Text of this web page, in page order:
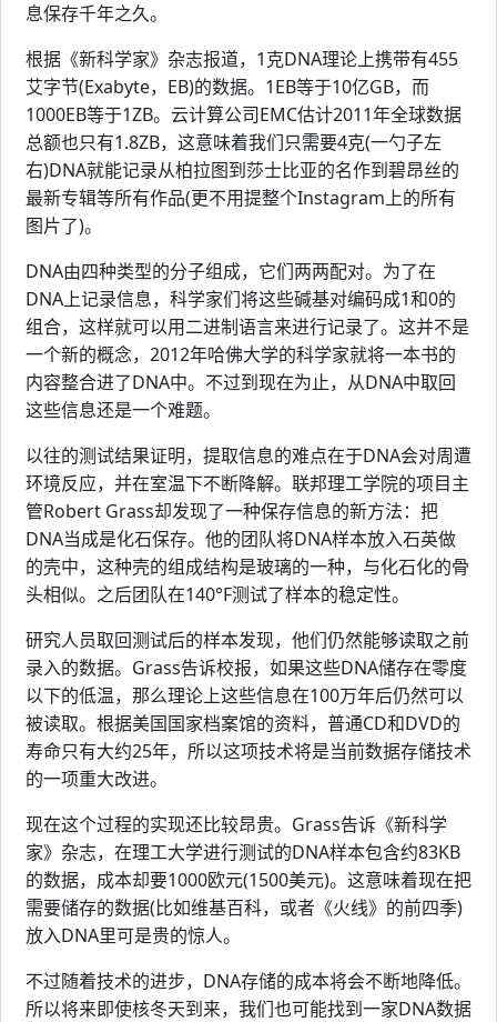
息保存千年之久。
根据《新科学家》杂志报道，1克DNA理论上携带有455
艾字节(Exabyte，EB)的数据。1EB等于10亿GB，而
1000EB等于1ZB。云计算公司EMC估计2011年全球数据
总额也只有1.8ZB，这意味着我们只需要4克(一勺子左
右)DNA就能记录从柏拉图到莎士比亚的名作到碧昂丝的
最新专辑等所有作品(更不用提整个Instagram上的所有
图片了)。
DNA由四种类型的分子组成，它们两两配对。为了在
DNA上记录信息，科学家们将这些碱基对编码成1和0的
组合，这样就可以用二进制语言来进行记录了。这并不是
一个新的概念，2012年哈佛大学的科学家就将一本书的
内容整合进了DNA中。不过到现在为止，从DNA中取回
这些信息还是一个难题。
以往的测试结果证明，提取信息的难点在于DNA会对周遭
环境反应，并在室温下不断降解。联邦理工学院的项目主
管Robert Grass却发现了一种保存信息的新方法：把
DNA当成是化石保存。他的团队将DNA样本放入石英做
的壳中，这种壳的组成结构是玻璃的一种，与化石化的骨
头相似。之后团队在140°F测试了样本的稳定性。
研究人员取回测试后的样本发现，他们仍然能够读取之前
录入的数据。Grass告诉校报，如果这些DNA储存在零度
以下的低温，那么理论上这些信息在100万年后仍然可以
被读取。根据美国国家档案馆的资料，普通CD和DVD的
寿命只有大约25年，所以这项技术将是当前数据存储技术
的一项重大改进。
现在这个过程的实现还比较昂贵。Grass告诉《新科学
家》杂志，在理工大学进行测试的DNA样本包含约83KB
的数据，成本却要1000欧元(1500美元)。这意味着现在把
需要储存的数据(比如维基百科，或者《火线》的前四季)
放入DNA里可是贵的惊人。
不过随着技术的进步，DNA存储的成本将会不断地降低。
所以将来即使核冬天到来，我们也可能找到一家DNA数据